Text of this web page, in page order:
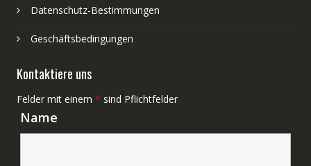
Datenschutz-Bestimmungen
Geschäftsbedingungen
Kontaktiere uns
Felder mit einem * sind Pflichtfelder
Name